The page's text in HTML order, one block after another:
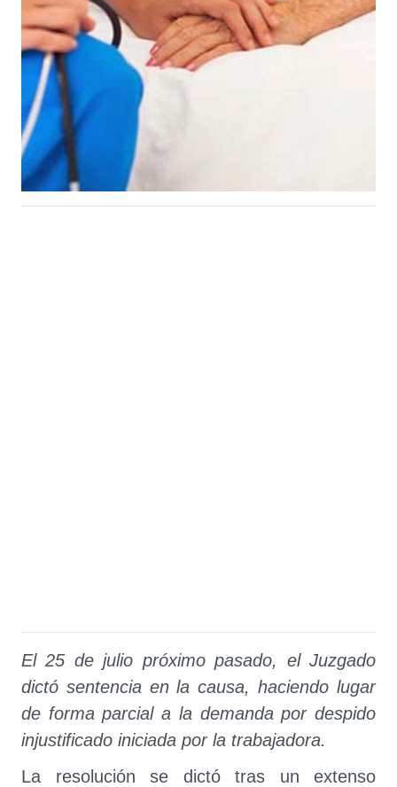
El 25 de julio próximo pasado, el Juzgado
dictó sentencia en la causa, haciendo lugar
de forma parcial a la demanda por despido
injustificado iniciada por la trabajadora.
La resolución se dictó tras un extenso